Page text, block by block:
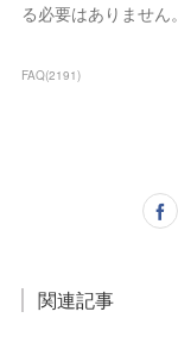
る必要はありません。
FAQ(2191)
関連記事